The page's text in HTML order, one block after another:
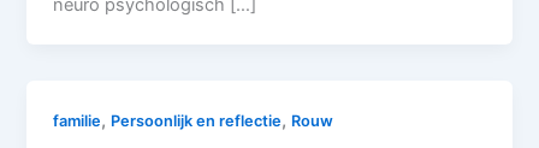
familie, Persoonlijk en reflectie, Rouw